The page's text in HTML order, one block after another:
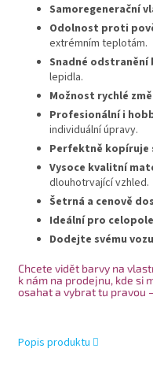
Samoregenerační
Odolnost proti
extrémním teplotám.
Snadné odstranění
lepidla.
Možnost rychlé
Profesionální i
individuální úpravy.
Perfektně kopíruje
Vysoce kvalitní
dlouhotrvající vzhled.
Šetrná a cenově
Ideální pro
Dodejte svému
Chcete vidět barvy na
k nám na prodejnu, kde si
osahat a vybrat tu pravou
Popis produktu